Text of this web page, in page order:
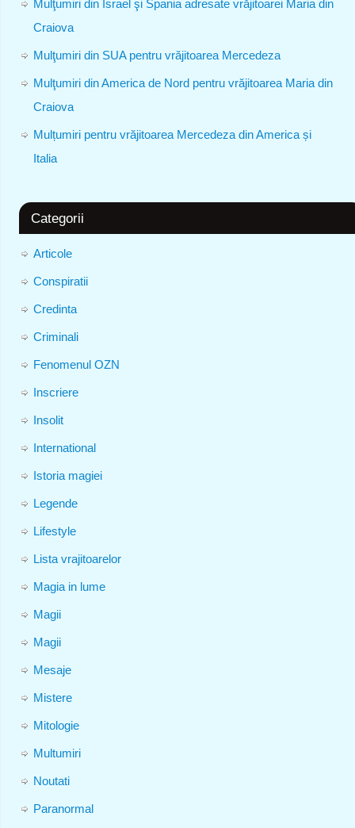
Mulţumiri din Israel şi Spania adresate vrăjitoarei Maria din
Craiova
Mulţumiri din SUA pentru vrăjitoarea Mercedeza
Mulţumiri din America de Nord pentru vrăjitoarea Maria din
Craiova
Mulțumiri pentru vrăjitoarea Mercedeza din America și
Italia
Categorii
Articole
Conspiratii
Credinta
Criminali
Fenomenul OZN
Inscriere
Insolit
International
Istoria magiei
Legende
Lifestyle
Lista vrajitoarelor
Magia in lume
Magii
Magii
Mesaje
Mistere
Mitologie
Multumiri
Noutati
Paranormal